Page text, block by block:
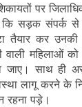
पर
कि सड़क संपर्क
तैयार कर उनकी
वाली महिलाओं
जाए। साथ ही
लागू करने के
रहना पड़े।